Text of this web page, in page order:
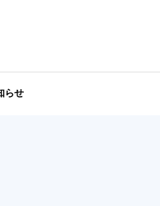
らせ